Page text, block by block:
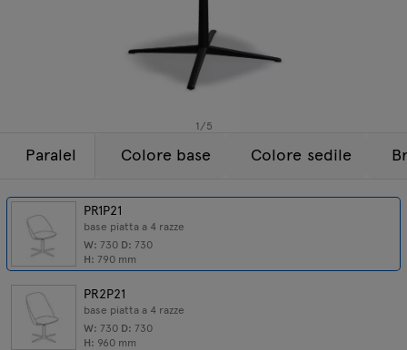
1/5
Paralel
PR1P21
base piatta a 4 razze
W: 730 D: 730
H: 790 mm
PR2P21
base piatta a 4 razze
W: 730 D: 730
H: 960 mm
Colore base Colore sedile